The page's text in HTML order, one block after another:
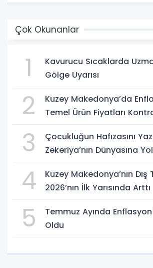
Çok Okunanlar
1
Kavurucu Sıcaklarda
Gölge Uyarısı
2
Kuzey Makedonya’da
Temel Ürün Fiyatları
3
Çocukluğun Hafızasını
Zekeriya’nın Dünyasına
4
Kuzey Makedonya’nın
2026’nın İlk Yarısında Arttı
5
Temmuz Ayında Enflasyon
Oldu